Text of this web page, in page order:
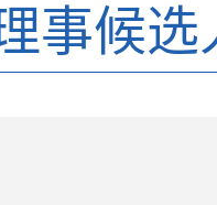
事候选